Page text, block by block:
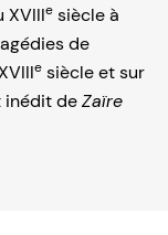
XVIIIe siècle à
de
e siècle et sur
inédit deZaïre